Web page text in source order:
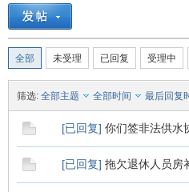
全部 未受理 已回复 受理中
筛选: 全部主题 全部时间 最后回复
[已回复] 你们签非法供水
[已回复] 拖欠退休人员房